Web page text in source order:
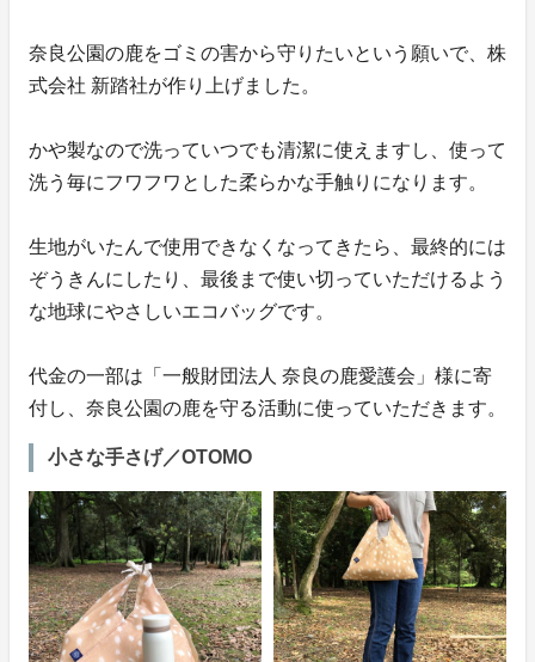
奈良公園の鹿をゴミの害から守りたいという願いで、株
式会社 新踏社が作り上げました。
かや製なので洗っていつでも清潔に使えますし、使って
洗う毎にフワフワとした柔らかな手触りになります。
生地がいたんで使用できなくなってきたら、最終的には
ぞうきんにしたり、最後まで使い切っていただけるよう
な地球にやさしいエコバッグです。
代金の一部は「一般財団法人 奈良の鹿愛護会」様に寄
付し、奈良公園の鹿を守る活動に使っていただきます。
小さな手さげ／OTOMO